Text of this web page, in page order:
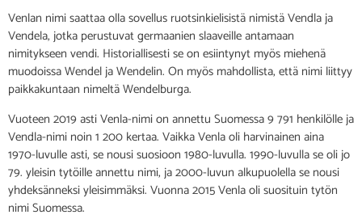
Venlan nimi saattaa olla sovellus ruotsinkielisistä nimistä Vendla ja
Vendela, jotka perustuvat germaanien slaaveille antamaan
nimitykseen vendi. Historiallisesti se on esiintynyt myös miehenä
muodoissa Wendel ja Wendelin. On myös mahdollista, että nimi liittyy
paikkakuntaan nimeltä Wendelburga.
Vuoteen 2019 asti Venla-nimi on annettu Suomessa 9 791 henkilölle ja
Vendla-nimi noin 1 200 kertaa. Vaikka Venla oli harvinainen aina
1970-luvulle asti, se nousi suosioon 1980-luvulla. 1990-luvulla se oli jo
79. yleisin tytöille annettu nimi, ja 2000-luvun alkupuolella se nousi
yhdeksänneksi yleisimmäksi. Vuonna 2015 Venla oli suosituin tytön
nimi Suomessa.